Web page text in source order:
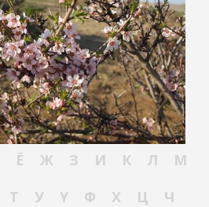
Ё Ж З И К Л
М
Т У Ү Ф Х Ц
Ч